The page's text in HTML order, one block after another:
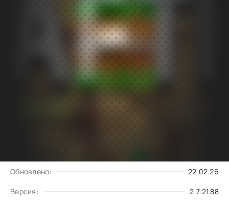
Обновлено: 22.02.26
Версия: 2.7.21.88